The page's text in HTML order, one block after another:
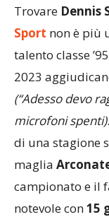
Trovare Dennis
Sport non è più
talento classe
2023
(“Adesso devo
microfoni spenti)
di una stagione
maglia
campionato e il
notevole con15